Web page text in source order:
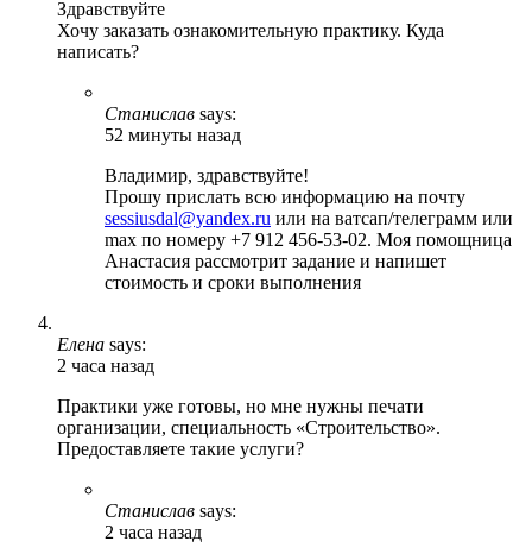
Здравствуйте
Хочу заказать ознакомительную практику. Куда
написать?
Станислав says:
52 минуты назад
Владимир, здравствуйте!
Прошу прислать всю информацию на почту
sessiusdal@yandex.ru или на ватсап/телеграмм или
max по номеру +7 912 456-53-02. Моя помощница
Анастасия рассмотрит задание и напишет
стоимость и сроки выполнения
Елена says:
2 часа назад
Практики уже готовы, но мне нужны печати
организации, специальность «Строительство».
Предоставляете такие услуги?
Станислав says:
2 часа назад